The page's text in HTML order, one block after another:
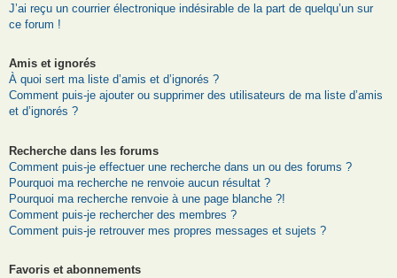
J’ai reçu un courrier électronique indésirable de la part de quelqu’un sur
ce forum !
Amis et ignorés
À quoi sert ma liste d’amis et d’ignorés ?
Comment puis-je ajouter ou supprimer des utilisateurs de ma liste d’amis
et d’ignorés ?
Recherche dans les forums
Comment puis-je effectuer une recherche dans un ou des forums ?
Pourquoi ma recherche ne renvoie aucun résultat ?
Pourquoi ma recherche renvoie à une page blanche ?!
Comment puis-je rechercher des membres ?
Comment puis-je retrouver mes propres messages et sujets ?
Favoris et abonnements